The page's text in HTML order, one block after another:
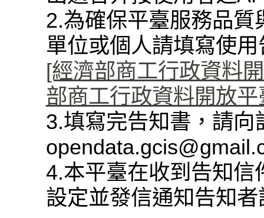
2.為確保平臺服務品
單位或個人請填寫使
[經濟部商工行政資料
部商工行政資料開放
3.填寫完告知書，請
4.本平臺在收到告知信
設定並發信通知告知